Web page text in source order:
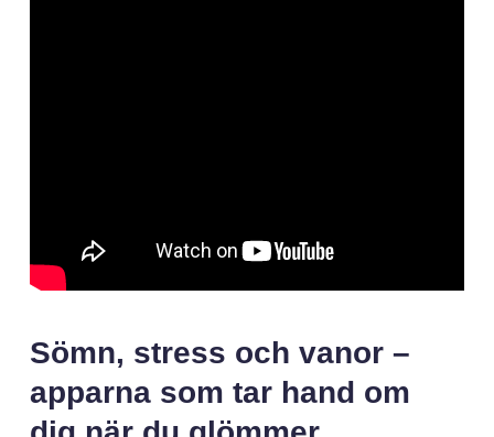
Sömn, stress och vanor –
apparna som tar hand om